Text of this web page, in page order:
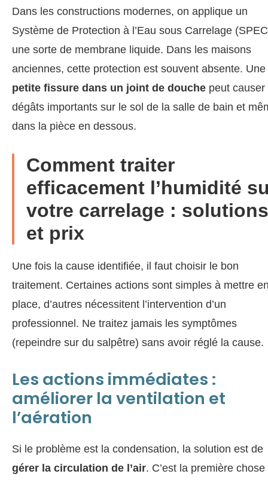
Dans les constructions modernes, on applique un
Système de Protection à l’Eau sous Carrelage
une sorte de membrane liquide. Dans les maisons
anciennes, cette protection est souvent absente. Une
petite fissure dans un joint de douche peut causer
dégâts importants sur le sol de la salle de bain et
dans la pièce en dessous.
Comment traiter
efficacement l’humidité
votre carrelage : solutions
et prix
Une fois la cause identifiée, il faut choisir le bon
traitement. Certaines actions sont simples à mettre
place, d’autres nécessitent l’intervention d’un
professionnel. Ne traitez jamais les symptômes
(repeindre sur du salpêtre) sans avoir réglé la cause.
Les actions immédiates :
améliorer la ventilation et
l’aération
Si le problème est la condensation, la solution est de
gérer la circulation de l’air. C’est la première chose